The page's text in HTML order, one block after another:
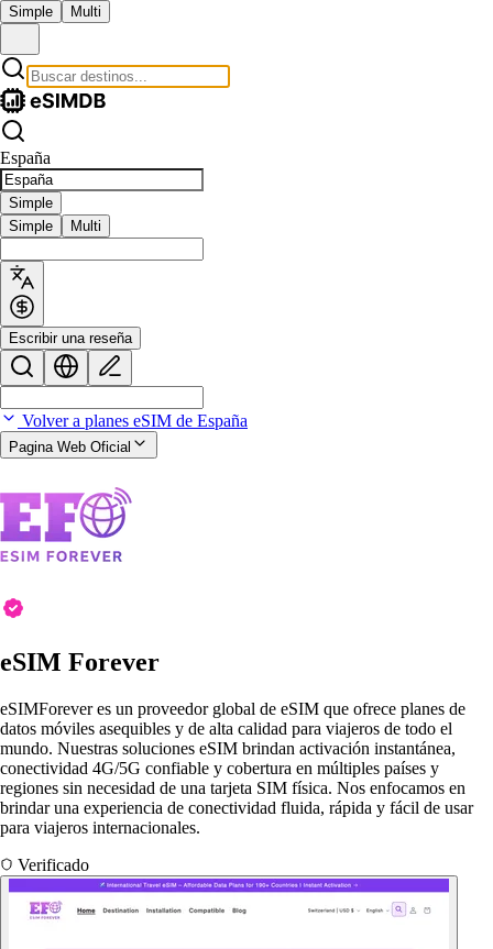
Simple Multi
España
Simple
Simple
Multi
Escribir una reseña
Volver a planes eSIM de España
Pagina Web Oficial
eSIM Forever
eSIMForever es un proveedor global de eSIM que ofrece planes de
datos móviles asequibles y de alta calidad para viajeros de todo el
mundo. Nuestras soluciones eSIM brindan activación instantánea,
conectividad 4G/5G confiable y cobertura en múltiples países y
regiones sin necesidad de una tarjeta SIM física. Nos enfocamos en
brindar una experiencia de conectividad fluida, rápida y fácil de usar
para viajeros internacionales.
Verificado